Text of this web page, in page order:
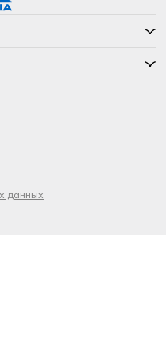
данных